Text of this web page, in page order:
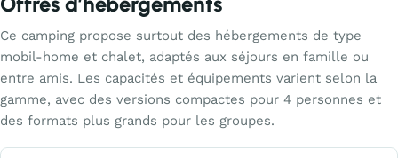
Ce camping propose surtout des hébergements de type
mobil-home et chalet, adaptés aux séjours en famille ou
entre amis. Les capacités et équipements varient selon la
gamme, avec des versions compactes pour 4 personnes et
des formats plus grands pour les groupes.